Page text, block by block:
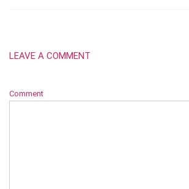
LEAVE A COMMENT
Comment